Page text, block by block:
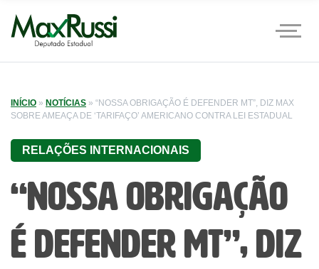
INÍCIO » NOTÍCIAS » “NOSSA OBRIGAÇÃO É DEFENDER MT”, DIZ MAX
SOBRE AMEAÇA DE ‘TARIFAÇO’ AMERICANO CONTRA LEI ESTADUAL
RELAÇÕES INTERNACIONAIS
“Nossa obrigação
é defender MT”, diz